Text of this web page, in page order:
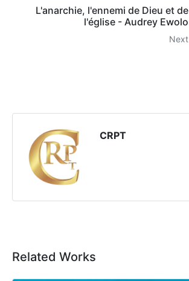
L'anarchie, l'ennemi de Dieu et de
l'église - Audrey Ewolo
Next
CRPT
Related Works